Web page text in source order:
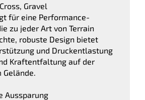
Gravel
für eine Performance-
zu jeder Art von Terrain
robuste Design bietet
und Druckentlastung
Kraftentfaltung auf der
Gelände.
Aussparung